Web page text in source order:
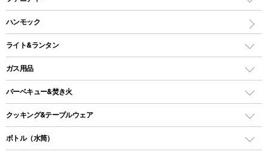
ワンポールテント
シェルターテント
ロッジ型・オリジナルテント
タープ
スクエアタープ（レクタタープ）
メッシュタープ
インナーシュラフ
インフレータブルマット
アウトドアテーブル
レジャーシート
ハンモック
ライト&ランタン
LEDランタン
ガスランタン
オイルランタン
LEDライト
ガス用品
ガスバーナー
ガス缶
バーベキュー&焚き火
バーベキューコンロ、グリル
焚き火台タイプ（ロースタイル）グリル
クッキング&テーブルウェア
ダッチオーブン
ボトル（水筒）